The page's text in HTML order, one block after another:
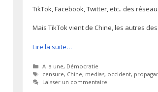
TikTok, Facebook, Twitter, etc.. des
Mais TikTok vient de Chine, les autres
Lire la suite…
Catégories
A la une, Démocratie
Étiquettes
censure, Chine, medias, occident,
Laisser un commentaire